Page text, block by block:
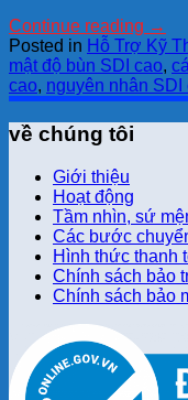
Continue reading →
Posted in Hỗ Trợ Kỹ
mật độ bùn SDI cao,
cao, nguyên nhân SDI
về chúng tôi
Giới thiệu
Hoạt động
Tầm nhìn, sứ
Các bước
Hình thức thanh
Chính sách bảo
Chính sách bảo